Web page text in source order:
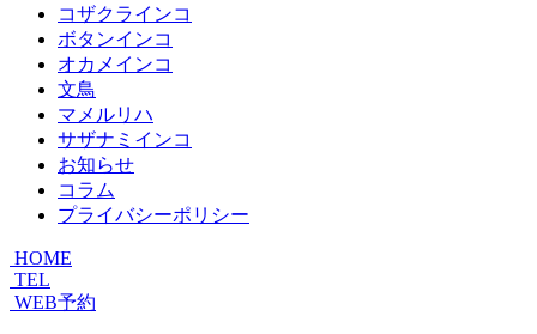
コザクラインコ
ボタンインコ
オカメインコ
文鳥
マメルリハ
サザナミインコ
お知らせ
コラム
プライバシーポリシー
HOME
TEL
WEB予約